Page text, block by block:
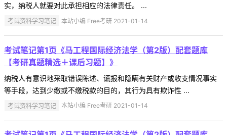
实，纳税人就要对此承担相应的法律责任。 ...
考试资料学习笔记 本站小编 Free考研 2021-01-14
考试笔记第1页《马工程国际经济法学（第2版）配套题库
【考研真题精选＋课后习题】》
纳税人有意识地采取错误陈述、谎报和隐瞒有关财产或收支情况事实
等手段，达到少缴或不缴税款的目的，其行为具有欺诈性 ...
考试资料学习笔记 本站小编 Free考研 2021-01-14